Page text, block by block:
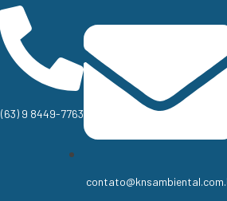
(63) 9 8449-7763